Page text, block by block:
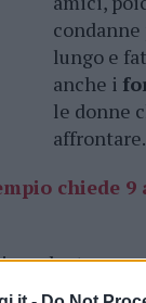
lungo e
anche i
le donne
affrontare.
chiede
che tra
dall’altra,